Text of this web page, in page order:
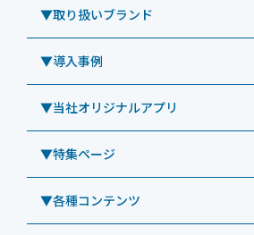
Windowsタブレット TW2A-NF9LTA
Windowsタブレット TW2A-N9LTA
Windowsタブレット TW2A-N9LT
Windowsタブレット TW2A-E9LT
Androidタブレット TA2C-NF8
Androidタブレット TA2C-NF8BL
Androidタブレット TA2C-CS8
Androidタブレット TA2C-CS8BL
コールセンター
CRMシステム「カイゼンコール」
リペアサービス
教育機関向けiPad修理パック
社内ヘルプデスク代行サービス
教育機関向けiPad管理運用パック
教育機関向けICT支援ソリューション
▼取り扱いブランド
ODS（オーディーエス）
LG（エルジー）
ViewSonic（ビューソニック）
PHILIPS（フィリップス）
DynaScan（ダイナスキャン）
SAMSUNG（サムスン）
▼導入事例
導入事例（業務用タブレット、デジタル
事例：業務用タブレット端末
事例：業務用サイネージ・プロジェクタ
事例：業務用オーディオ・その他AV機器
▼当社オリジナルアプリ
業務効率化アプリ「NFCオプティマイザ
サポート支援アプリ「ログ送信アプリ」
MDMアプリ「Tablet Control」
▼特集ページ
業務用タブレット
▼各種コンテンツ